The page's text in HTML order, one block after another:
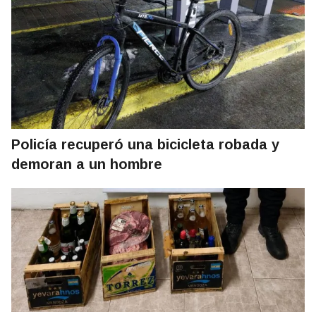
Policía recuperó una bicicleta robada y
demoran a un hombre